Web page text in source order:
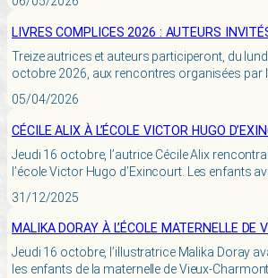
LIVRES COMPLICES 2026 : AUTEURS
Treize autrices et auteurs participeront, du
octobre 2026, aux rencontres organisées par
05/04/2026
CÉCILE ALIX À L’ÉCOLE VICTOR HUGO
Jeudi 16 octobre, l’autrice Cécile Alix
l’école Victor Hugo d’Exincourt. Les enfants
31/12/2025
MALIKA DORAY À L’ÉCOLE MATERNELLE DE
Jeudi 16 octobre, l’illustratrice Malika Doray
les enfants de la maternelle de Vieux-